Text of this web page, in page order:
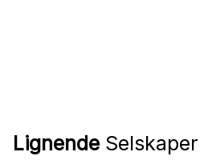
Lignende Selskaper